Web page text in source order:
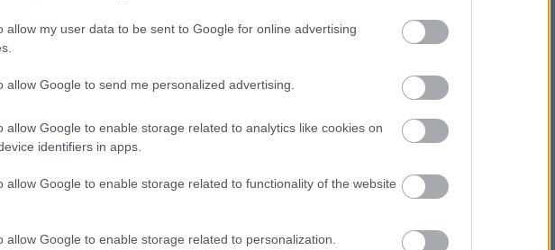
allow my user data to be sent to Google for online advertising
allow Google to send me personalized advertising.
allow Google to enable storage related to analytics like cookies on
identifiers in apps.
allow Google to enable storage related to functionality of the website
allow Google to enable storage related to personalization.
életpályájának elismeréseként - Juhász Andor-
címzetes törvényszéki bírói, kúriai tanácsosi,
Sulyok Tamás, az Alkotmánybíróság
államtitkár, valamint több volt legfelsőbb bírósági
volt 1925 és 1934 között. A bíróságok napját
független bírói hatalmat megalapozó 1869. évi IV.